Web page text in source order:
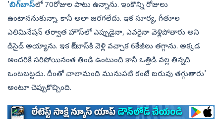
'బిగ్‌బాస్‌లో 70రోజుల పాటు ఉన్నాను. ఇంకొన్ని రోజులు
ఉంటాననుకున్నా. కానీ అలా జరగలేదు. ఇక సూర్య, గీతూల
ఎలిమినేషన్‌ తర్వాత హౌస్‌లో ఎప్పుడైనా, ఎవరైనా వెళ్లిపోతారు అని
డిసైడ్‌ అయ్యాను. ఇక బిగ్‌బాస్‌కి వెళ్లి వచ్చాక 6కేజీలు తగ్గాను. అక్కడ
అందరికీ సరిపోయినంత తిండి ఉంటుంది కానీ ఒత్తిడి వల్ల తిన్నది
ఒంటబట్టదు. దీంతో చాలామంది మునుపటి కంటే బరువు తగ్గుతారు'
అంటూ చెప్పుకొచ్చింది.